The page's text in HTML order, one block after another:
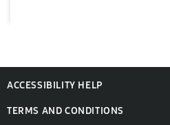
ACCESSIBILITY HELP
TERMS AND CONDITIONS